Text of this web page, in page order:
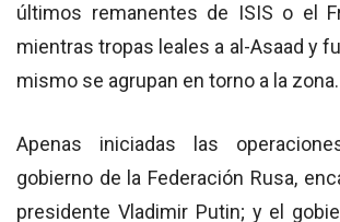
últimos remanentes de ISIS o el
mientras tropas leales a al-Asaad y
mismo se agrupan en torno a la zona.
Apenas iniciadas las
gobierno de la Federación Rusa,
presidente Vladimir Putin; y el